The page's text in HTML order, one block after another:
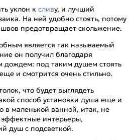
уклон к сливу, и лучший
На ней удобно стоять, потому
предотвращает скольжение.
является так называемый
он получил благодаря
дождем: под таким душем стоять
и смотрится очень стильно.
что будет выглядеть
способ установки душа еще и
в маленькой ванной, итак, не
интерьеры,
душ с подсветкой.